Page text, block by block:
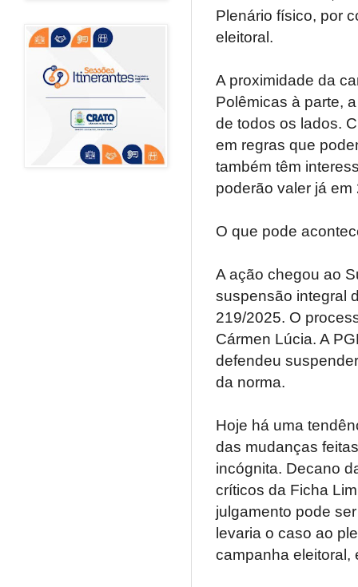
Plenário físico, por
eleitoral.
A proximidade da
Polêmicas à parte,
de todos os lados.
em regras que
também têm
poderão valer já em
O que pode
A ação chegou ao
suspensão integral
219/2025. O
Cármen Lúcia. A
defendeu
da norma.
Hoje há uma
das mudanças
incógnita. Decano
críticos da Ficha
julgamento pode
levaria o caso ao
campanha eleitoral,